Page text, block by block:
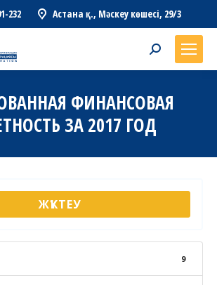
232 Астана қ., Мәскеу көшесі, 29/3
Search:
ФИНАНСОВАЯ
ЗА 2017 ГОД
ЖҮКТЕУ
9